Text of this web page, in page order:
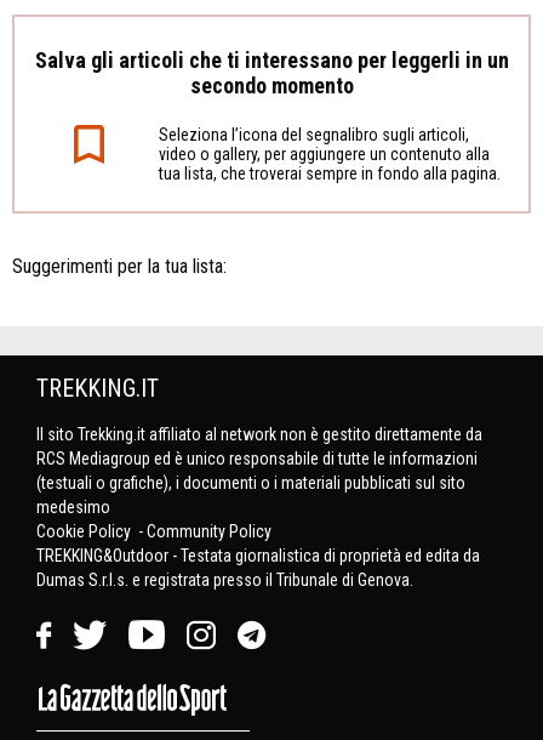
Salva gli articoli che ti interessano per leggerli in un
secondo momento
Seleziona l’icona del segnalibro sugli articoli,
video o gallery, per aggiungere un contenuto alla
tua lista, che troverai sempre in fondo alla pagina.
Suggerimenti per la tua lista:
TREKKING.IT
Il sito Trekking.it affiliato al network non è gestito direttamente da
RCS Mediagroup ed è unico responsabile di tutte le informazioni
(testuali o grafiche), i documenti o i materiali pubblicati sul sito
medesimo
Cookie Policy -Community Policy
TREKKING&Outdoor - Testata giornalistica di proprietà ed edita da
Dumas S.r.l.s. e registrata presso il Tribunale di Genova.